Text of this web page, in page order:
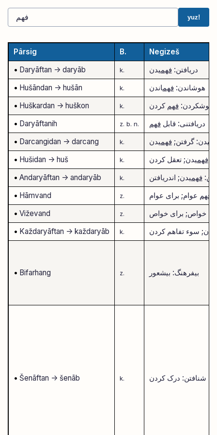
yuz!
Pârsig B.
Negizeš
• Daryāftan -> daryāb k. دریافتن: فهمیدن
• Hušāndan -> hušān k. هوشاندن: فهماندن
• Huškardan -> huškon k. هوشکردن: فهم کردن
• Daryāftanih z. b. n. دریافتنی: قابل فهم
• Darcangidan -> darcang k. گرفتن; فهمیدن
• Hušidan -> huš k. فهمیدن; تعقل کردن
• Andaryāftan -> andaryāb k. فهمیدن; اندریافتن
• Hāmvand z. فهم عوام; برای عوام
• Viževand z.
خواص; برای خواص
• Každaryāftan -> každaryāb k. یدن; سوء تفاهم کردن
• Bifarhang z. بیفرهنگ: بیشعور
• Šenāftan -> šenāb k. شنافتن: درک کردن